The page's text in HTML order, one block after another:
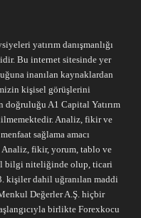
yatırım danışmanlığı
Bu internet sitesinde yer
inanılan kaynaklardan
kişisel görüşlerini
doğruluğu A1 Capital Yatırım
Analiz, fikir ve
sağlama amacı
Analiz, fikir, yorum, tablo ve
bilgi niteliğinde olup, ticari
kişiler dahil uğranılan maddi
Değerler A.Ş. hiçbir
birlikte Forexkocu